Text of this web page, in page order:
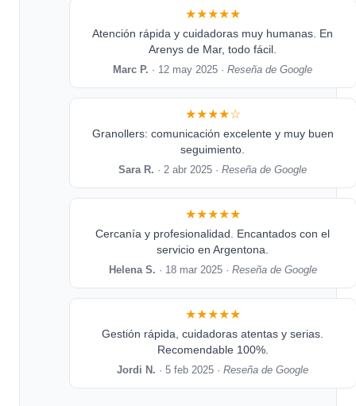
★★★★★
Atención rápida y cuidadoras muy humanas. En
Arenys de Mar, todo fácil.
Marc P. · 12 may 2025 ·Reseña de Google
★★★★☆
Granollers: comunicación excelente y muy buen
seguimiento.
Sara R. · 2 abr 2025 ·Reseña de Google
★★★★★
Cercanía y profesionalidad. Encantados con el
servicio en Argentona.
Helena S. · 18 mar 2025 · Reseña de Google
★★★★★
Gestión rápida, cuidadoras atentas y serias.
Recomendable 100%.
Jordi N. · 5 feb 2025 ·Reseña de Google